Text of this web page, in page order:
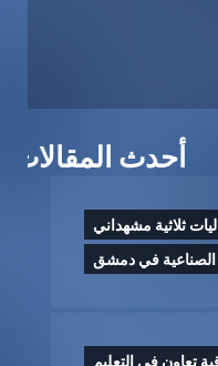
أحدث المقالات
ثلاثية مشهداني
الصناعية في دمشق
تعاون في التعليم